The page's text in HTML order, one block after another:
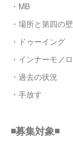
・MB
・場所と第四の壁
・ドゥーイング
・インナーモノ
・過去の状況
・手放す
◾️募集対象◾️